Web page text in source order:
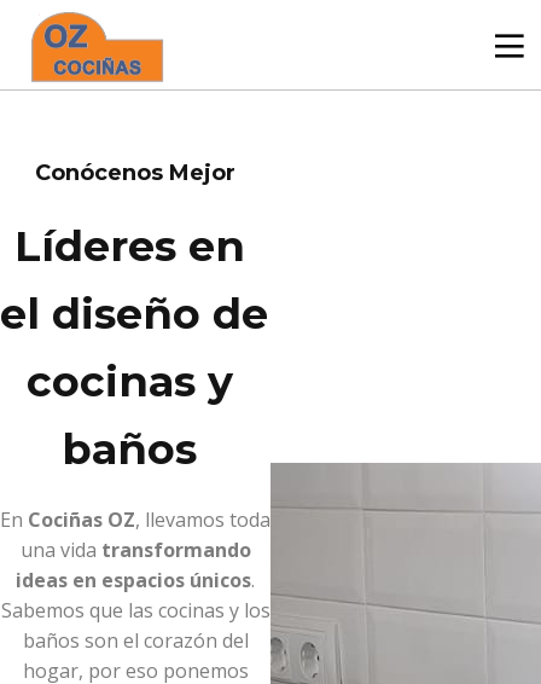
Conócenos Mejor
Líderes en
el diseño de
cocinas y
baños
En Cociñas OZ, llevamos toda
una vida transformando
ideas en espacios únicos.
Sabemos que las cocinas y los
baños son el corazón del
hogar, por eso ponemos